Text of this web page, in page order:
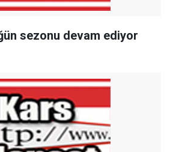
sezonu devam ediyor